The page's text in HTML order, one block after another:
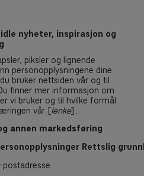
nyheter, inspirasjon og
piksler og lignende
personopplysningene dine
bruker nettsiden vår og til
finner mer informasjon om
vi bruker og til hvilke formål
vår [lenke].
annen markedsføring
Rettslig
postadresse